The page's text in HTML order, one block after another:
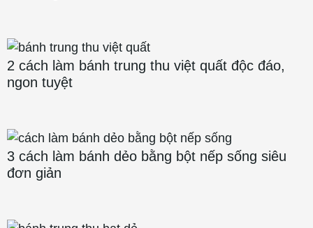
2 cách làm bánh trung thu việt quất độc đáo,
ngon tuyệt
3 cách làm bánh dẻo bằng bột nếp sống siêu
đơn giản